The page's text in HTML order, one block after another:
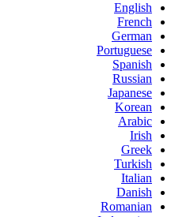
English
French
German
Portuguese
Spanish
Russian
Japanese
Korean
Arabic
Irish
Greek
Turkish
Italian
Danish
Romanian